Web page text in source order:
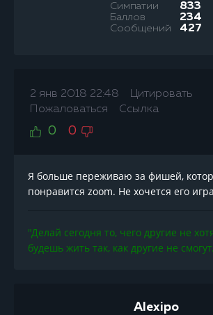
Симпатии 833
Баллов 234
Сообщений 427
2 янв 2018 22:48
Цитировать
Пожаловаться
Ссылка
0 0
Я больше переживаю за фишей,
понравится zoom. Не хочется его
"Делай сегодня то, чего другие не
будешь жить так, как другие не
Alexipo